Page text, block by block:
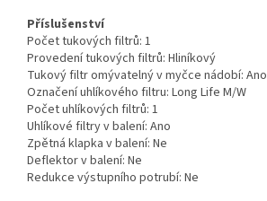
Příslušenství
Počet tukových filtrů: 1
Provedení tukových filtrů: Hliníkový
Tukový filtr omývatelný v myčce nádobí: Ano
Označení uhlíkového filtru: Long Life M/W
Počet uhlíkových filtrů: 1
Uhlíkové filtry v balení: Ano
Zpětná klapka v balení: Ne
Deflektor v balení: Ne
Redukce výstupního potrubí: Ne